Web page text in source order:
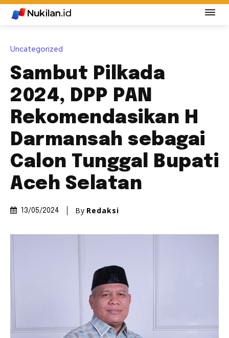
Uncategorized
Sambut Pilkada
2024, DPP PAN
Rekomendasikan H
Darmansah sebagai
Calon Tunggal Bupati
Aceh Selatan
13/05/2024 By Redaksi